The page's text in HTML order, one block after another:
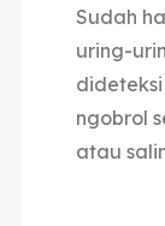
Sudah
uring-
ngobrol
atau